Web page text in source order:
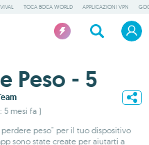
TOCA BOCA WORLD APPLICAZIONI VPN
Peso - 5
5 mesi fa )
peso" per il tuo dispositivo
sono state create per aiutarti a